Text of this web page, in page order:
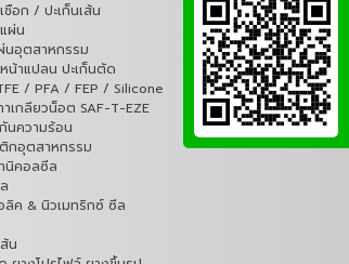
ชือก / ปะเก็นเส้น
ผ่น
นอุตสาหกรรม
น้าแปลน ปะเก็นตัด
/ PFA / FEP / Silicone
าเกลียวน็อต SAF-T-EZE
นความร้อน
กอุตสาหกรรม
นิคอลซีล
ลิค & นิวเมทริกซ์ ซีล
น